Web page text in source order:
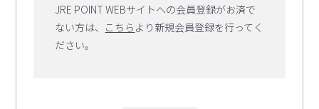
JRE POINT WEBサイトへの会員登録がお済で
ない方は、 こちら より新規会員登録を行ってく
ださい。